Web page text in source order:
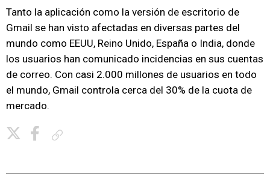
Tanto la aplicación como la versión de escritorio de
Gmail se han visto afectadas en diversas partes del
mundo como EEUU, Reino Unido, España o India, donde
los usuarios han comunicado incidencias en sus cuentas
de correo. Con casi 2.000 millones de usuarios en todo
el mundo, Gmail controla cerca del 30% de la cuota de
mercado.